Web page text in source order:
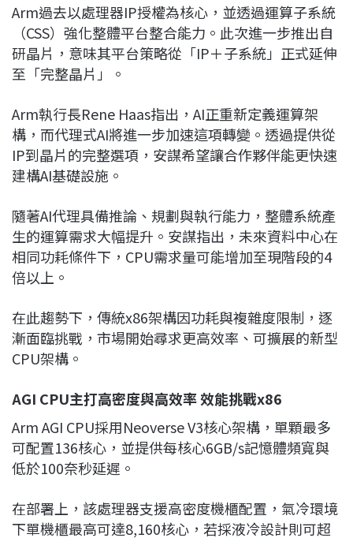
Arm過去以處理器IP授權為核心，並透過運算子系統
（CSS）強化整體平台整合能力。此次進一步推出自
研晶片，意味其平台策略從「IP＋子系統」正式延伸
至「完整晶片」。
Arm執行長Rene Haas指出，AI正重新定義運算架
構，而代理式AI將進一步加速這項轉變。透過提供從
IP到晶片的完整選項，安謀希望讓合作夥伴能更快速
建構AI基礎設施。
隨著AI代理具備推論、規劃與執行能力，整體系統產
生的運算需求大幅提升。安謀指出，未來資料中心在
相同功耗條件下，CPU需求量可能增加至現階段的4
倍以上。
在此趨勢下，傳統x86架構因功耗與複雜度限制，逐
漸面臨挑戰，市場開始尋求更高效率、可擴展的新型
CPU架構。
AGI CPU主打高密度與高效率 效能挑戰x86
Arm AGI CPU採用Neoverse V3核心架構，單顆最多
可配置136核心，並提供每核心6GB/s記憶體頻寬與
低於100奈秒延遲。
在部署上，該處理器支援高密度機櫃配置，氣冷環境
下單機櫃最高可達8,160核心，若採液冷設計則可超